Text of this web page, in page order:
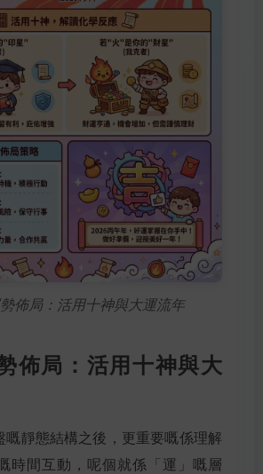
佈局：活用十神與大運流年
佈局：活用十神與大
嘅靜態結構之後，更重要嘅係理解
時間互動，呢個就係「運」嘅層